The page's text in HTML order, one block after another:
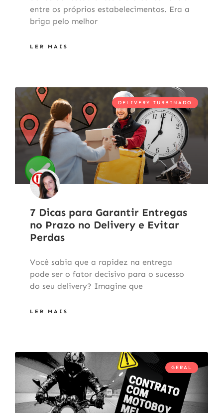
entre os próprios estabelecimentos. Era a
briga pelo melhor
LER MAIS
DELIVERY TURBINADO
7 Dicas para Garantir Entregas
no Prazo no Delivery e Evitar
Perdas
Você sabia que a rapidez na entrega
pode ser o fator decisivo para o sucesso
do seu delivery? Imagine que
LER MAIS
GERAL